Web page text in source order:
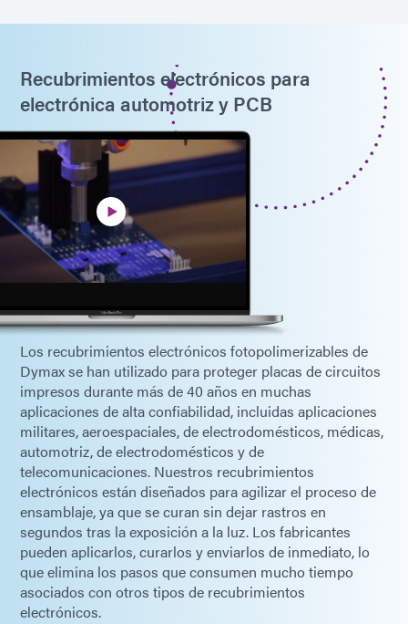
Recubrimientos electrónicos para
electrónica automotriz y PCB
Los recubrimientos electrónicos fotopolimerizables de
Dymax se han utilizado para proteger placas de circuitos
impresos durante más de 40 años en muchas
aplicaciones de alta confiabilidad, incluidas aplicaciones
militares, aeroespaciales, de electrodomésticos, médicas,
automotriz, de electrodomésticos y de
telecomunicaciones. Nuestros recubrimientos
electrónicos están diseñados para agilizar el proceso de
ensamblaje, ya que se curan sin dejar rastros en
segundos tras la exposición a la luz. Los fabricantes
pueden aplicarlos, curarlos y enviarlos de inmediato, lo
que elimina los pasos que consumen mucho tiempo
asociados con otros tipos de recubrimientos
electrónicos.